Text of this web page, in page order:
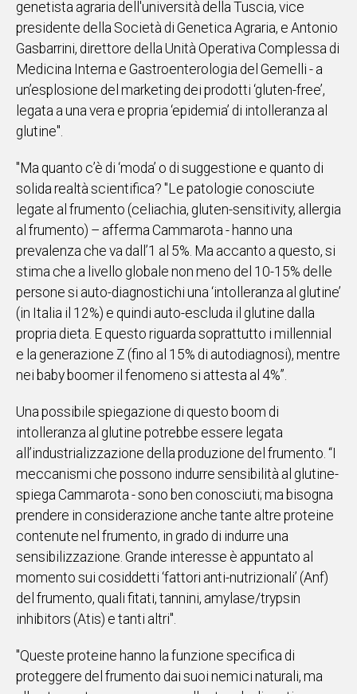
Social
genetista agraria dell'università della Tuscia, vice
presidente della Società di Genetica Agraria, e Antonio
Gasbarrini, direttore della Unità Operativa Complessa di
Medicina Interna e Gastroenterologia del Gemelli - a
un’esplosione del marketing dei prodotti ‘gluten-free’,
legata a una vera e propria ‘epidemia’ di intolleranza al
glutine".
"Ma quanto c’è di ‘moda’ o di suggestione e quanto di
solida realtà scientifica? "Le patologie conosciute
legate al frumento (celiachia, gluten-sensitivity, allergia
al frumento) – afferma Cammarota - hanno una
prevalenza che va dall’1 al 5%. Ma accanto a questo, si
stima che a livello globale non meno del 10-15% delle
persone si auto-diagnostichi una ‘intolleranza al glutine’
(in Italia il 12%) e quindi auto-escluda il glutine dalla
propria dieta. E questo riguarda soprattutto i millennial
e la generazione Z (fino al 15% di autodiagnosi), mentre
nei baby boomer il fenomeno si attesta al 4%”.
Una possibile spiegazione di questo boom di
intolleranza al glutine potrebbe essere legata
all’industrializzazione della produzione del frumento. “I
meccanismi che possono indurre sensibilità al glutine-
spiega Cammarota - sono ben conosciuti; ma bisogna
prendere in considerazione anche tante altre proteine
contenute nel frumento, in grado di indurre una
sensibilizzazione. Grande interesse è appuntato al
momento sui cosiddetti ‘fattori anti-nutrizionali’ (Anf)
del frumento, quali fitati, tannini, amylase/trypsin
inhibitors (Atis) e tanti altri".
"Queste proteine hanno la funzione specifica di
proteggere del frumento dai suoi nemici naturali, ma